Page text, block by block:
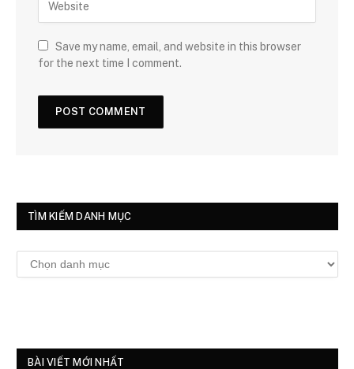
Save my name, email, and website in this browser
for the next time I comment.
TÌM KIẾM DANH MỤC
Tìm
kiếm
BÀI VIẾT MỚI NHẤT